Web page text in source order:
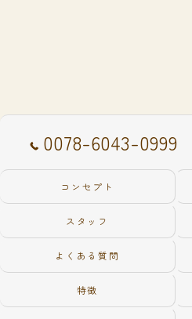
0078-6043-0999
コンセプト
スタッフ
よくある質問
特徴